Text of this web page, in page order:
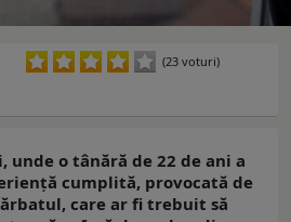
(23 voturi)
unde o tânără de 22 de ani a
cumplită, provocată de
care ar fi trebuit să